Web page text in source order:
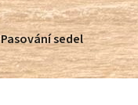
Pasování sedel